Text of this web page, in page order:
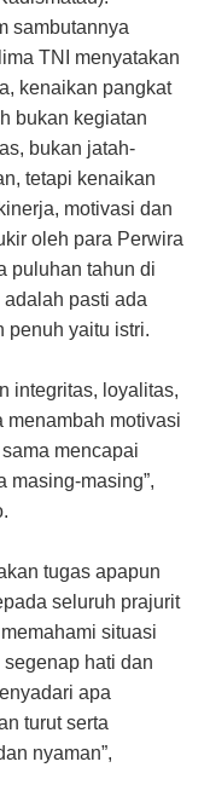
sambutannya
TNI menyatakan
kenaikan pangkat
bukan kegiatan
bukan jatah-
tetapi kenaikan
motivasi dan
oleh para Perwira
puluhan tahun di
pasti ada
penuh yaitu istri.
integritas, loyalitas,
menambah motivasi
mencapai
masing-masing”,
tugas apapun
seluruh prajurit
situasi
hati dan
apa
turut serta
nyaman”,